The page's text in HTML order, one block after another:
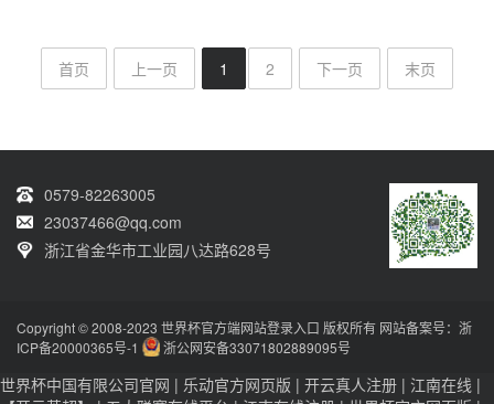
首页 上一页 1 2 下一页 末页
0579-82263005
23037466@qq.com
浙江省金华市工业园八达路628号
Copyright © 2008-2023 世界杯官方端网站登录入口 版权所有 网站备案号： 浙
ICP备20000365号-1
浙公网安备33071802889095号
世界杯中国有限公司官网 | 乐动官方网页版 | 开云真人注册 | 江南在线 |